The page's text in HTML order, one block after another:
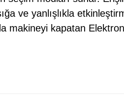
ve yanlışlıkla
makineyi kapatan